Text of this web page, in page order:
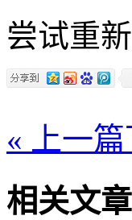
尝试重
« 上一篇
相关文章